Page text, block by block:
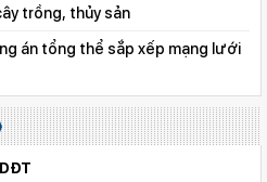
trồng, thủy sản
án tổng thể sắp xếp mạng lưới